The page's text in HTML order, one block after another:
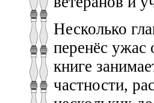
Несколько
перенёс ужас
книге
частности,